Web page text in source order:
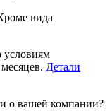
вида
условиям
Детали
о вашей компании?